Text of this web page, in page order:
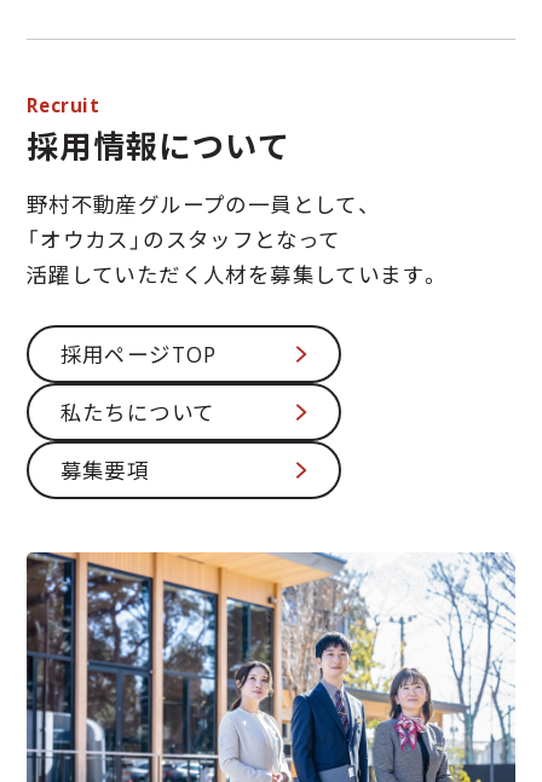
Recruit
採用情報について
野村不動産グループの一員として、
「オウカス」のスタッフとなって
活躍していただく人材を募集しています。
採用ページTOP
私たちについて
募集要項